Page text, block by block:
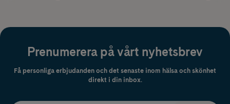
Prenumerera på vårt nyhetsbrev
Få personliga erbjudanden och det senaste inom hälsa och skönhet
direkt i din inbox.